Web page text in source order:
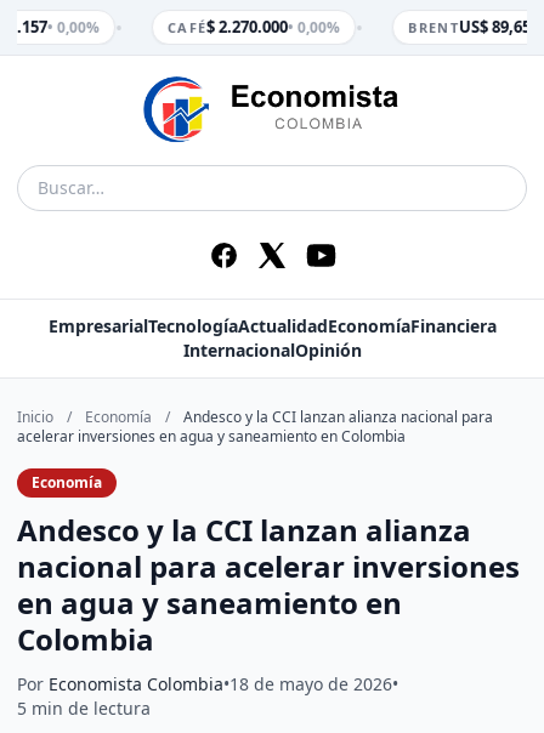
• 0,00% CAFÉ$ 2.270.000• 0,00% BRENT US$ 89,65•
EmpresarialTecnologíaActualidadEconomíaFinanciera
InternacionalOpinión
Inicio / Economía /
Andesco y la CCI lanzan alianza nacional para
acelerar inversiones en agua y saneamiento en Colombia
Economía
Andesco y la CCI lanzan alianza
nacional para acelerar inversiones
en agua y saneamiento en
Colombia
Por Economista Colombia•18 de mayo de 2026•
5 min de lectura